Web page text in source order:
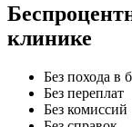
клинике
Без похода в
Без переплат
Без комиссий